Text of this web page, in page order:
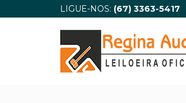
LIGUE-NOS: (67) 3363-5417